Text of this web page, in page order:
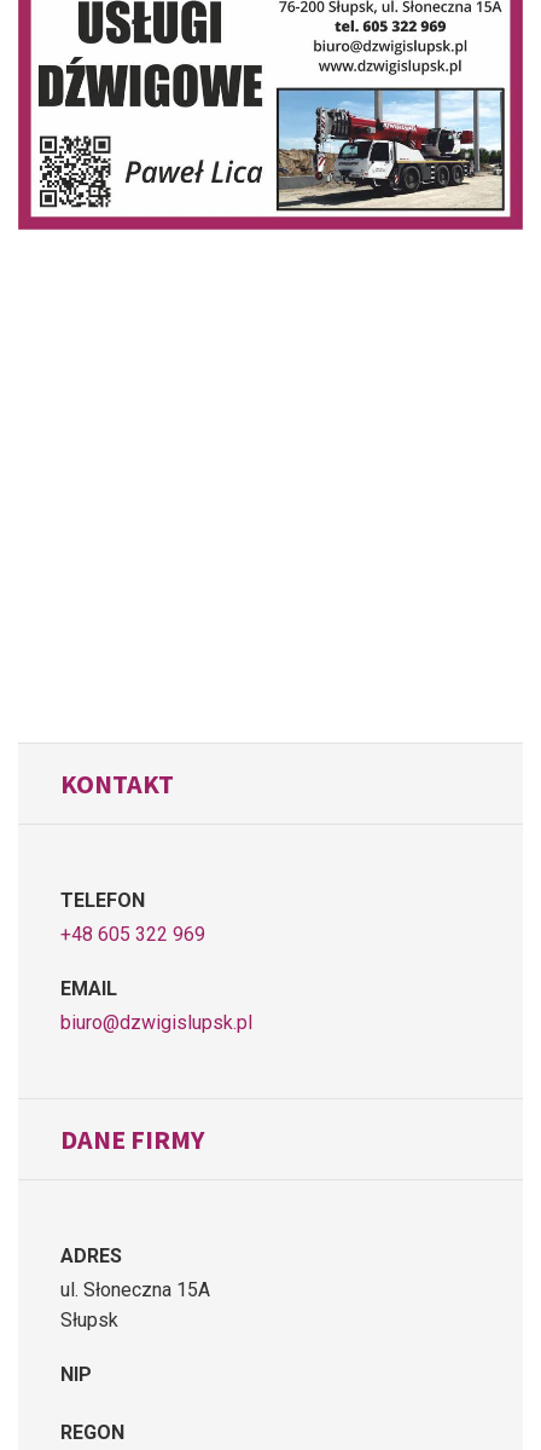
KONTAKT
TELEFON
+48 605 322 969
EMAIL
biuro@dzwigislupsk.pl
DANE FIRMY
ADRES
ul. Słoneczna 15A
Słupsk
NIP
REGON